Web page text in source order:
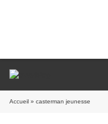
Accueil » casterman jeunesse